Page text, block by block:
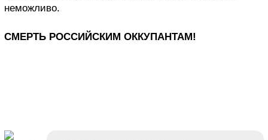
неможливо.
СМЕРТЬ РОССИЙСКИМ ОККУПАНТАМ!